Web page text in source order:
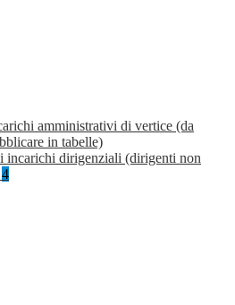
amministrativi di vertice (da
in tabelle)
incarichi dirigenziali (dirigenti non
4